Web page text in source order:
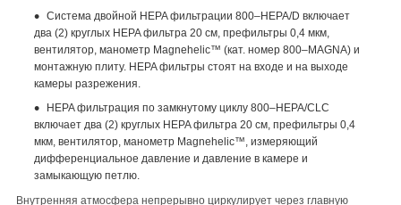
Система двойной HEPA фильтрации 800–HEPA/D включает
два (2) круглых HEPA фильтра 20 см, префильтры 0,4 мкм,
вентилятор, манометр Magnehelic™ (кат. номер 800–MAGNA) и
монтажную плиту. HEPA фильтры стоят на входе и на выходе
камеры разрежения.
HEPA фильтрация по замкнутому циклу 800–HEPA/CLC
включает два (2) круглых HEPA фильтра 20 см, префильтры 0,4
мкм, вентилятор, манометр Magnehelic™, измеряющий
дифференциальное давление и давление в камере и
замыкающую петлю.
Внутренняя атмосфера непрерывно циркулирует через главную